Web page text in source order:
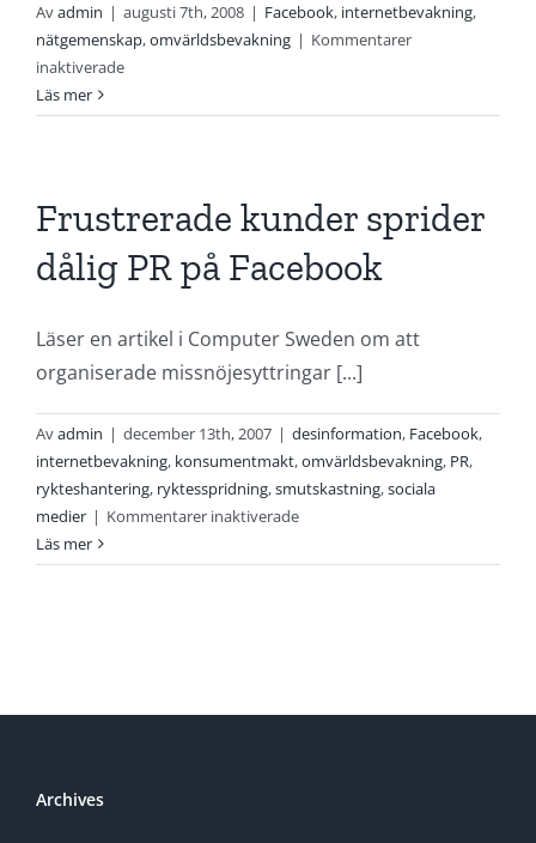
Avadmin | augusti 7th, 2008 | Facebook, internetbevakning,
nätgemenskap,omvärldsbevakning | Kommentarer
inaktiveradeför
deltagande
andra
nätgemenskaper
kräver
Läs mer
Frustrerade kunder sprider
dålig PR på Facebook
Läser en artikel i Computer Sweden om att
organiserade missnöjesyttringar [...]
Avadmin | december 13th, 2007 | desinformation, Facebook,
internetbevakning, konsumentmakt,omvärldsbevakning, PR,
rykteshantering, ryktesspridning,smutskastning,sociala
medier | Kommentarer inaktiveradeför
kunder
Läs mer
Archives